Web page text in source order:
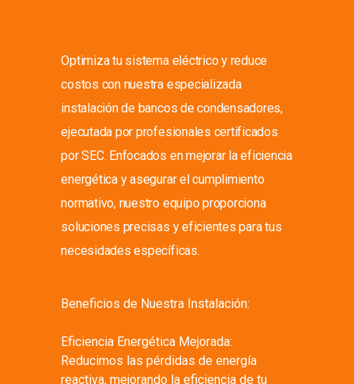
Optimiza tu sistema eléctrico y reduce
costos con nuestra especializada
instalación de bancos de condensadores,
ejecutada por profesionales certificados
por SEC. Enfocados en mejorar la eficiencia
energética y asegurar el cumplimiento
normativo, nuestro equipo proporciona
soluciones precisas y eficientes para tus
necesidades específicas.
Beneficios de Nuestra Instalación:
Eficiencia Energética Mejorada:
Reducimos las pérdidas de energía
reactiva, mejorando la eficiencia de tu